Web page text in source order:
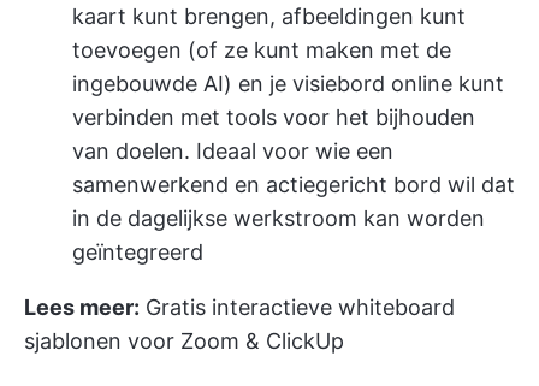
kaart kunt brengen, afbeeldingen kunt
toevoegen (of ze kunt maken met de
ingebouwde AI) en je visiebord online kunt
verbinden met tools voor het bijhouden
van doelen. Ideaal voor wie een
samenwerkend en actiegericht bord wil dat
in de dagelijkse werkstroom kan worden
geïntegreerd
Lees meer: Gratis interactieve whiteboard
sjablonen voor Zoom & ClickUp